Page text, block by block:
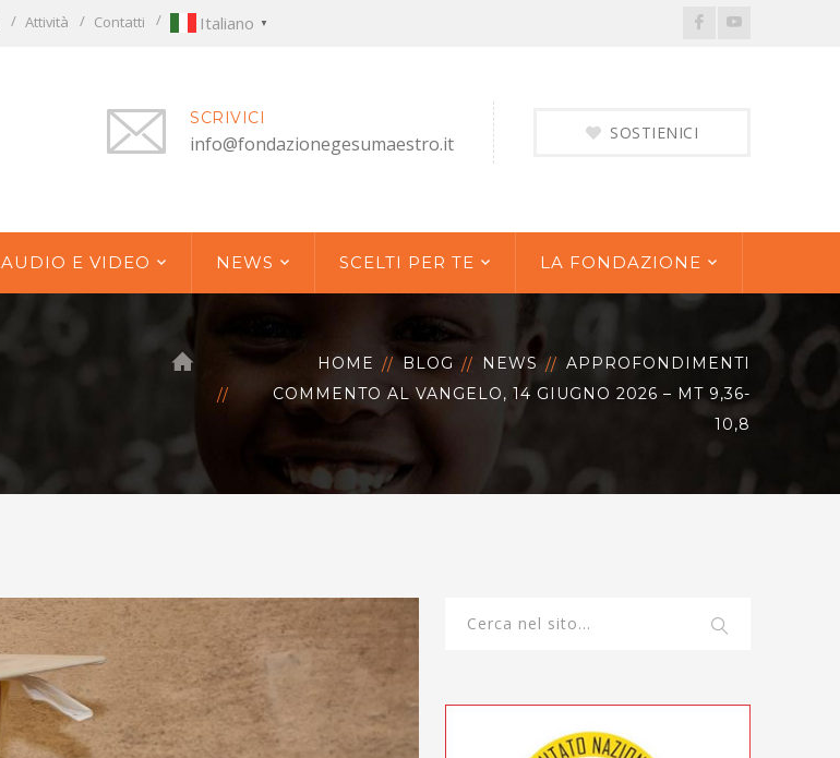
Attività Contatti Italiano ▼
FacebookYoutube
SOSTIENICI
SCRIVICI
info@fondazionegesumaestro.it
AUDIO E VIDEO NEWS SCELTI PER TE LA FONDAZIONE
HOME BLOG NEWS
APPROFONDIMENTI
COMMENTO AL VANGELO, 14 GIUGNO 2026 – MT 9,36-
10,8